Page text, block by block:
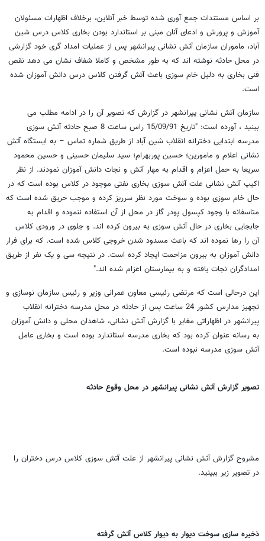
بر اساس مستندات جمع آوری شده توسط خبر آنلاین، برخلاف اظهارات مسئولان
آموزش و پرورش و ادعای آنان مبنی بر استاندارد بودن بخاری کلاس درس شین
آباد، ماموران سازمان آتش نشانی پیرانشهر پس از عملیات امداد گری خود گزارشی
در محل حادثه نوشته اند که به طور مشخص و کاملا شفاف نشان می دهد نقص
فنی بخاری به دلیل خام سوزی باعث آتش گرفتن کلاس درس دانش آموزان شده
است.
سازمان آتش نشانی پیرانشهر در گزارش که تصویر آن را در ادامه مطلب می
بینید ، آورده است: "تاریخ 15/09/91 راس ساعت 8 صبح حادثه آتش سوزی
مدرسه ابتدایی دخترانه انقلاب شین آباد از طریق شماره تماس – به ایستگاه آتش
نشانی اعلام و مامورین؛ حسین پوربهرام؛ سید سلیمان حسینی و حسین محمود
سریعا به حمل اعزام و اقدام به مهار آتش و نجات دانش آموزان نمودند. از نظر
اکیپ آتش نشانی علت آتش سوزی بخاری نفتی موجود در کلاس بوده است که در
حال خام سوزی بوده و سوخت مورد نظر سرریز کرده و موجب حریق شده است که
متاسفانه با وجود کپسول پودر گاز در محل از آن استفاده ننموده و اقدام به
جابجایی بخاری در حال آتش سوزی به بیرون کرده اند. و جلوی در ورودی کلاس
آن را رها نموده اند که باعث مسدود شدن خروجی کلاس شده است. که برای فرار
دانش آموزان به بیرون مزاحمت ایجاد کرده است. در نتیجه سی و یک نفر از طریق
امدادگران نجات یافته و به بیمارستان اعزام شده اند."
این درحالی است که مرتضی رئیسی معاون عمرانی وزیر و رئیس سازمان نوسازی و
تجهیز مدارس کشور 24 ساعت پس از حادثه در محل مدرسه دخترانه انقلاب
پیرانشهر در اظهاراتی مغایر با گزارش آتش نشانی، شاهدان محلی و دانش آموزان
به رسانه عنوان کرده بود که بخاری مدرسه استاندارد بوده است و بخاری عامل
آتش سوزی مدرسه نبوده است.
تصویر گزارش آتش نشانی پیرانشهر در محل وقوع حادثه
مشروح گزارش آتش نشانی پیرانشهر از علت آتش سوزی کلاس درس دختران را
در تصویر زیر ببینید.
ذخیره سازی سوخت دیوار به دیوار کلاس آتش گرفته